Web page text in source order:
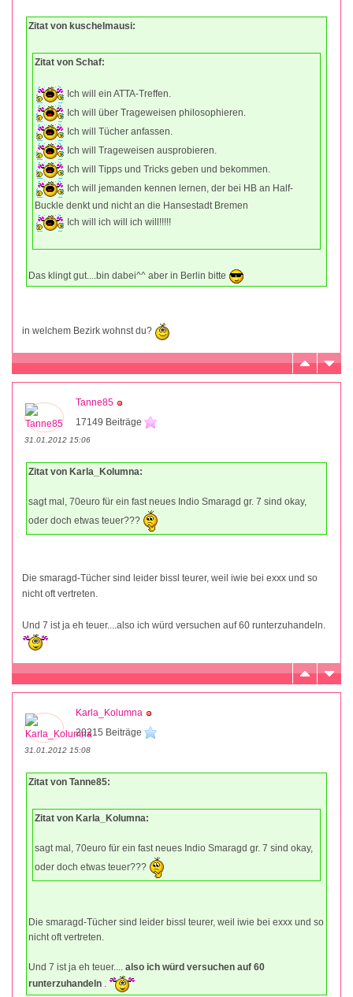
Zitat von kuschelmausi:
Zitat von Schaf:
Ich will ein ATTA-Treffen.
Ich will über Trageweisen philosophieren.
Ich will Tücher anfassen.
Ich will Trageweisen ausprobieren.
Ich will Tipps und Tricks geben und bekommen.
Ich will jemanden kennen lernen, der bei HB an Half-
Buckle denkt und nicht an die Hansestadt Bremen
Ich will ich will ich will!!!!!
Das klingt gut....bin dabei^^ aber in Berlin bitte
in welchem Bezirk wohnst du?
Tanne85
17149 Beiträge
31.01.2012 15:06
Zitat von Karla_Kolumna:
sagt mal, 70euro für ein fast neues Indio Smaragd gr. 7 sind okay,
oder doch etwas teuer???
Die smaragd-Tücher sind leider bissl teurer, weil iwie bei exxx und so
nicht oft vertreten.
Und 7 ist ja eh teuer....also ich würd versuchen auf 60 runterzuhandeln.
Karla_Kolumna
20215 Beiträge
31.01.2012 15:08
Zitat von Tanne85:
Zitat von Karla_Kolumna:
sagt mal, 70euro für ein fast neues Indio Smaragd gr. 7 sind okay,
oder doch etwas teuer???
Die smaragd-Tücher sind leider bissl teurer, weil iwie bei exxx und so
nicht oft vertreten.
Und 7 ist ja eh teuer.... also ich würd versuchen auf 60
runterzuhandeln